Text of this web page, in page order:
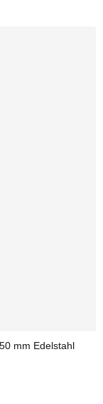
mm Edelstahl